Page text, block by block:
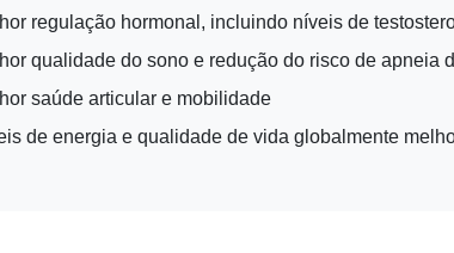
regulação hormonal, incluindo níveis de
qualidade do sono e redução do risco de apneia
saúde articular e mobilidade
de energia e qualidade de vida globalmente